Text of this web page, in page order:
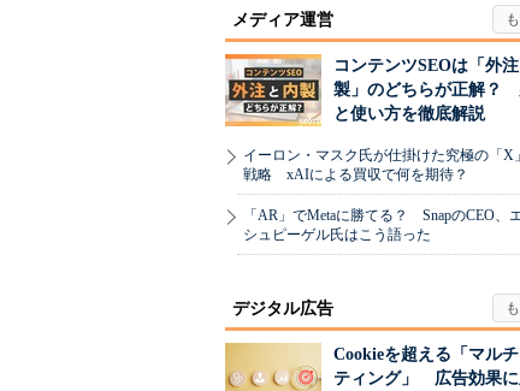
メディア運営
コンテンツSEOは「外
製」のどちらが正解？
と使い方を徹底解説
イーロン・マスク氏が仕掛けた究極の「X
戦略 xAIによる買収で何を期待？
「AR」でMetaに勝てる？ SnapのCEO、
シュピーゲル氏はこう語った
デジタル広告
Cookieを超える「マル
ティング」 広告効果に